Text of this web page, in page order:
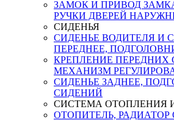
ЗАМОК И ПРИВОД
РУЧКИ ДВЕРЕЙ
СИДЕНЬЯ
СИДЕНЬЕ ВОДИТЕЛЯ И
ПЕРЕДНЕЕ,
КРЕПЛЕНИЕ ПЕРЕДНИХ
МЕХАНИЗМ
СИДЕНЬЕ ЗАДНЕЕ,
СИДЕНИЙ
СИСТЕМА ОТОПЛЕНИЯ
ОТОПИТЕЛЬ, РАДИАТОР